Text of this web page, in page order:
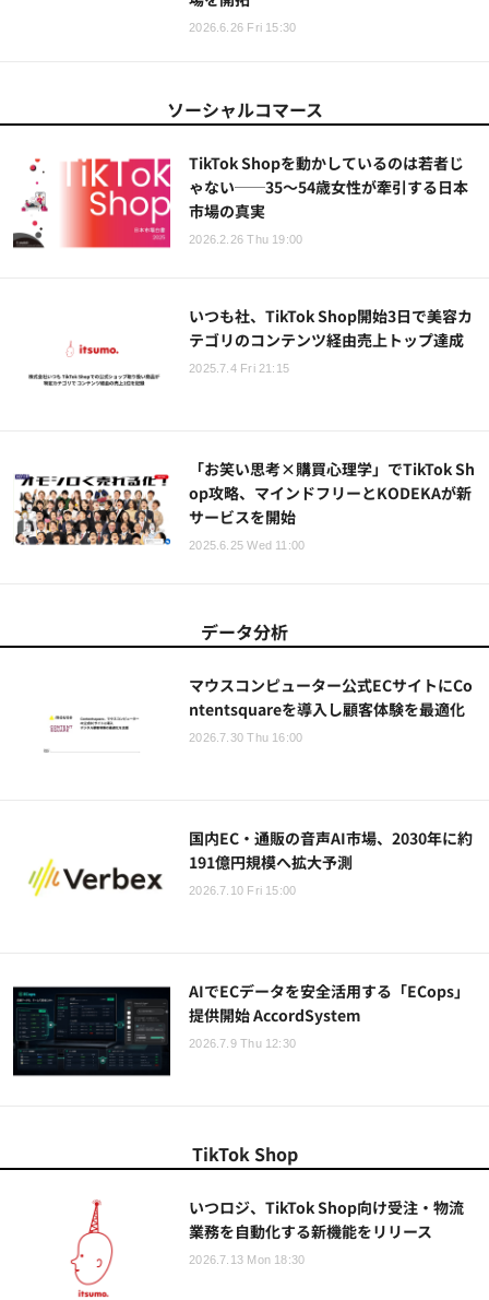
2026.6.26 Fri 15:30
ソーシャルコマース
TikTok Shopを動かしているのは若者じ
ゃない──35～54歳女性が牽引する日本
市場の真実
2026.2.26 Thu 19:00
いつも社、TikTok Shop開始3日で美容カ
テゴリのコンテンツ経由売上トップ達成
2025.7.4 Fri 21:15
「お笑い思考×購買心理学」でTikTok Sh
op攻略、マインドフリーとKODEKAが新
サービスを開始
2025.6.25 Wed 11:00
データ分析
マウスコンピューター公式ECサイトにCo
ntentsquareを導入し顧客体験を最適化
2026.7.30 Thu 16:00
国内EC・通販の音声AI市場、2030年に約
191億円規模へ拡大予測
2026.7.10 Fri 15:00
AIでECデータを安全活用する「ECops」
提供開始 AccordSystem
2026.7.9 Thu 12:30
TikTok Shop
いつロジ、TikTok Shop向け受注・物流
業務を自動化する新機能をリリース
2026.7.13 Mon 18:30